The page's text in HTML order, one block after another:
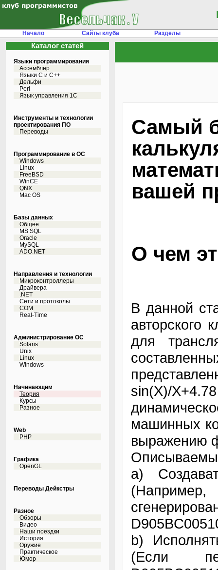
Начало Сайты клуба Разделы
Каталог статей
Языки программирования
Ассемблер
Языки С и C++
Дельфи
Perl
Язык управления 1С
Инструменты и технологии
проектирования ПО
Переводы
Программирование в ОС
Windows
Linux
FreeBSD
WinCE
QNX
Mac OS
Базы данных
Общее
MS SQL
Oracle
MySQL
ADO.NET
Направления и технологии
Микроконтроллеры
Драйвера
.NET
Сети и протоколы
COM
Real-Time
Администрирование ОС
Solaris
Unix
Linux
Windows
Начинающим
Теория
Курсы
Разное
Web
PHP
Графика
OpenGL
Переводы Дейкстры
Разное
Обзоры
Видео
Наши поездки
История
Оружие
Практическое
Юмор
Самый
вашей
О чем
В данной
авторского
для
sin(X)/
машинных
выражению
a)
b)
(Если